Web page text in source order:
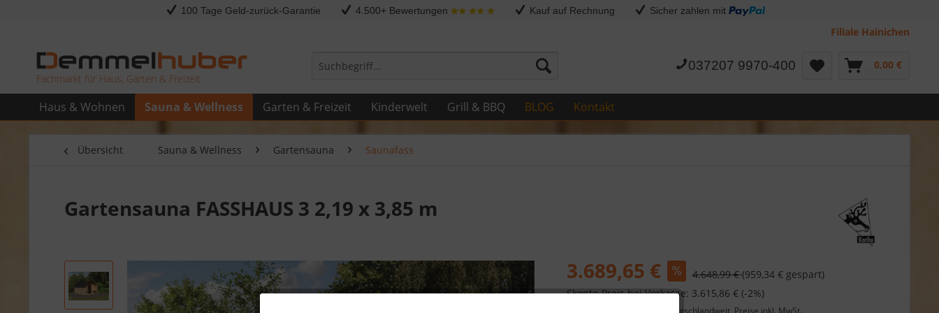
100 Tage Geld-zurück-Garantie 4.500+ Bewertungen Kauf auf Rechnung Sicher zahlen mit
Filiale Hainichen
Fachmarkt für Haus, Garten & Freizeit
037207 9970-400 0,00 €
Haus & Wohnen Sauna & Wellness Garten & Freizeit Kinderwelt Grill & BBQ BLOG Kontakt
Übersicht Sauna & Wellness Gartensauna Saunafass
Gartensauna FASSHAUS 3 2,19 x 3,85 m
3.689,65 € 4.648,99 €(959,34 € gespart)
Skonto-Preis bei Vorkasse: 3.615,86 € (-2%)
deutschlandweit, Preise inkl. MwSt.